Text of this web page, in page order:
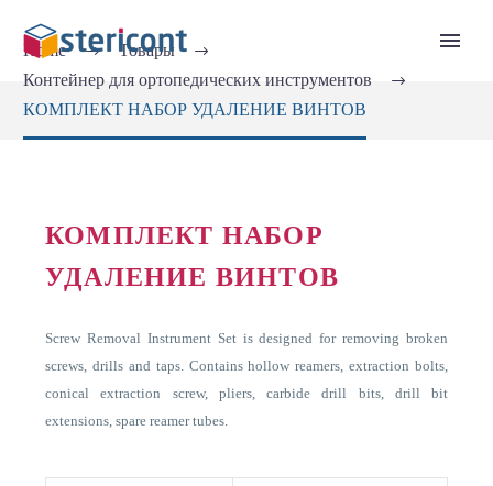
Home
Товары
Контейнер для ортопедических инструментов
КОМПЛЕКТ НАБОР УДАЛЕНИЕ ВИНТОВ
КОМПЛЕКТ НАБОР
УДАЛЕНИЕ ВИНТОВ
Screw Removal Instrument Set is designed for removing broken
screws, drills and taps. Contains hollow reamers, extraction bolts,
conical extraction screw, pliers, carbide drill bits, drill bit
extensions, spare reamer tubes.